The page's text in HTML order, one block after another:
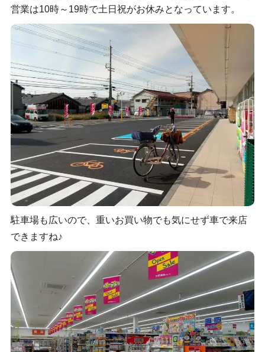
営業は10時～19時で土日祝がお休みとなっています。
駐車場も広いので、重いお買い物でも気にせず車で来店
できますね♪